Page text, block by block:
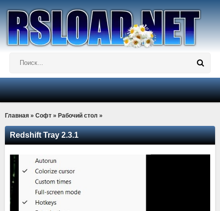
Главная » Софт » Рабочий стол »
Redshift Tray 2.3.1